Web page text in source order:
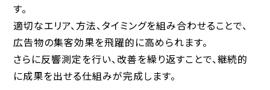
す。
適切なエリア、方法、タイミングを組み合わせることで、
広告物の集客効果を飛躍的に高められます。
さらに反響測定を行い、改善を繰り返すことで、継続的
に成果を出せる仕組みが完成します。